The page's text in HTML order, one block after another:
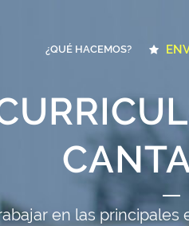
¿QUÉ HACEMOS?
en las principales